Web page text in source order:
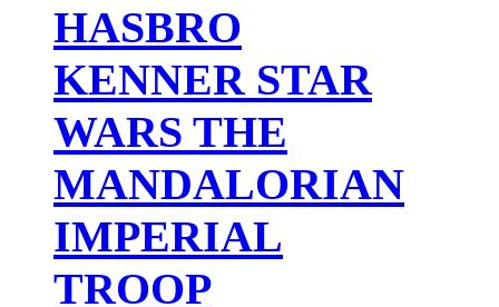
HASBRO
KENNER STAR
WARS THE
MANDALORIAN
IMPERIAL
TROOP